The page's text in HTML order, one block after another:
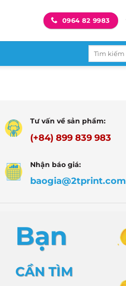
0964 82 9983
Tìm
Tư vấn về sản phẩm:
(+84) 899 839 983
Nhận báo giá:
baogia@2tprint.com
Bạn
CẦN TÌM